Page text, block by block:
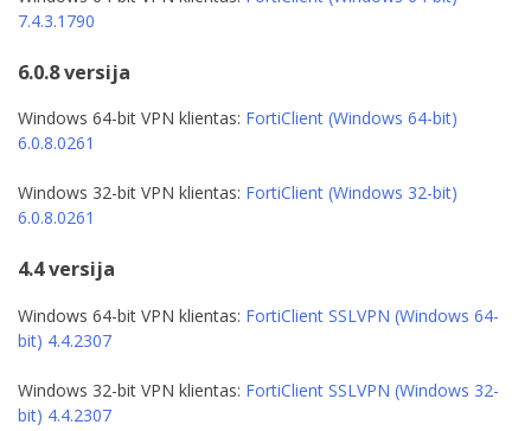
7.4.3.1790
6.0.8 versija
Windows 64-bit VPN klientas: FortiClient (Windows 64-bit)
6.0.8.0261
Windows 32-bit VPN klientas: FortiClient (Windows 32-bit)
6.0.8.0261
4.4 versija
Windows 64-bit VPN klientas: FortiClient SSLVPN (Windows 64-
bit) 4.4.2307
Windows 32-bit VPN klientas: FortiClient SSLVPN (Windows 32-
bit) 4.4.2307